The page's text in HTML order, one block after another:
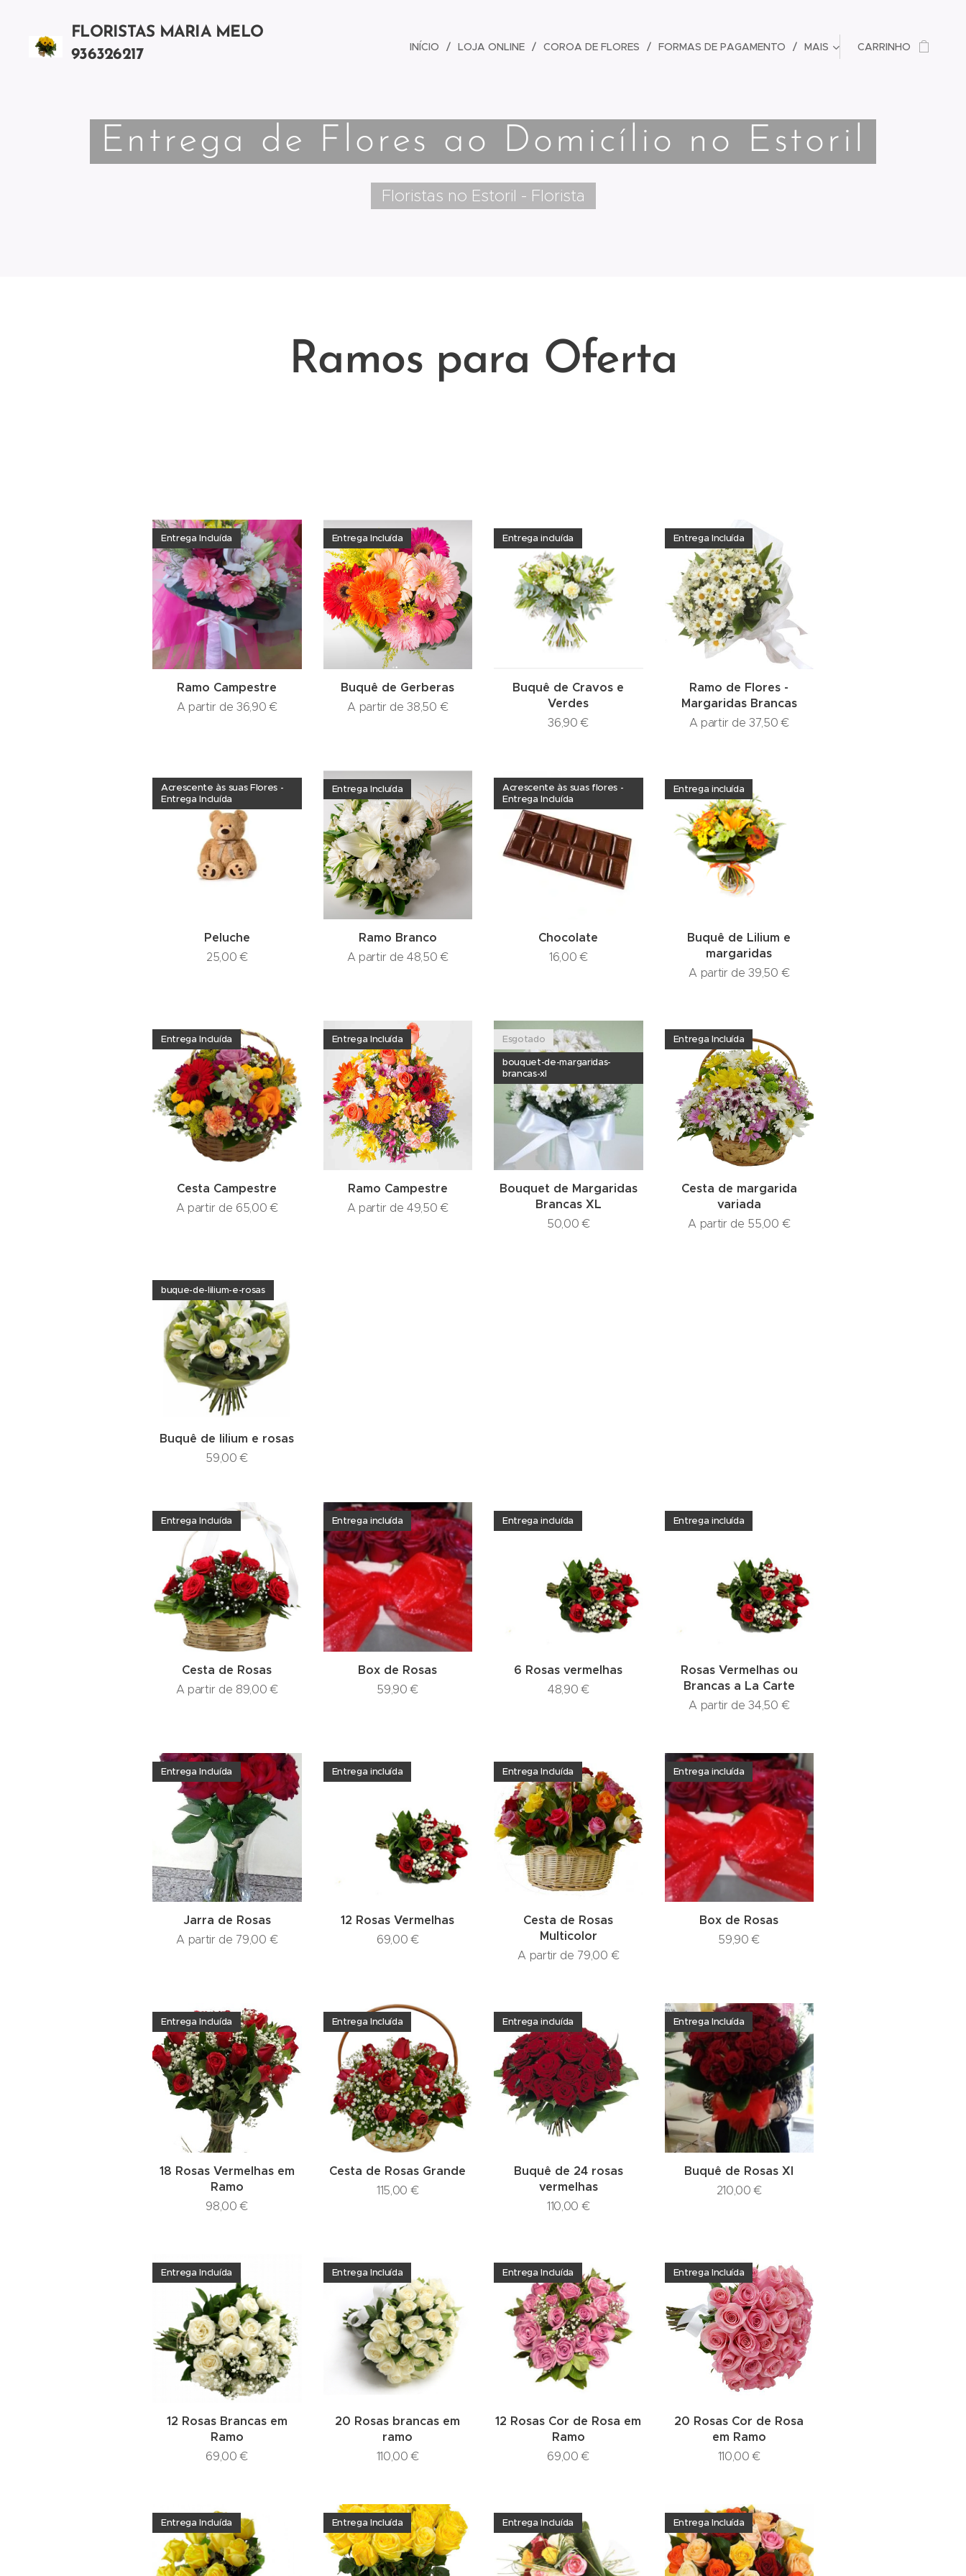
FLORISTAS MARIA MELO
936326217
INÍCIO LOJA ONLINE COROA DE FLORES FORMAS DE PAGAMENTO MAIS CARRINHO
Entrega de Flores ao Domicílio no Estoril
Floristas no Estoril - Florista
Ramos para Oferta
Ramo Campestre
Entrega Incluída
A partir de 36,90 €
Buquê de Gerberas
Entrega Incluída
A partir de38,50 €
Buquê de Cravos e
Verdes
Entrega incluída
36,90 €
Ramo de Flores -
Margaridas Brancas
Entrega Incluída
A partir de 37,50 €
Peluche
Acrescente às suas Flores -
Entrega Incluída
25,00 €
Ramo Branco
Entrega Incluída
A partir de 48,50 €
Chocolate
Acrescente às suas flores -
Entrega Incluída
16,00 €
Buquê de Lilium e
margaridas
Entrega incluída
A partir de39,50 €
Cesta Campestre
Entrega Incluída
A partir de 65,00 €
Ramo Campestre
Entrega Incluída
A partir de 49,50 €
Bouquet de Margaridas
Brancas XL
Esgotado
bouquet-de-margaridas-
brancas-xl
50,00 €
Cesta de margarida
variada
Entrega Incluída
A partir de 55,00 €
Buquê de lilium e rosas
buque-de-lilium-e-rosas
59,00 €
Cesta de Rosas
Entrega Incluída
A partir de 89,00 €
Box de Rosas
Entrega incluída
59,90 €
6 Rosas vermelhas
Entrega incluída
48,90 €
Rosas Vermelhas ou
Brancas a La Carte
Entrega incluída
A partir de34,50 €
Jarra de Rosas
Entrega Incluída
A partir de 79,00 €
12 Rosas Vermelhas
Entrega incluída
69,00 €
Cesta de Rosas
Multicolor
Entrega Incluída
A partir de 79,00 €
Box de Rosas
Entrega incluída
59,90 €
18 Rosas Vermelhas em
Ramo
Entrega Incluída
98,00 €
Cesta de Rosas Grande
Entrega Incluída
115,00 €
Buquê de 24 rosas
vermelhas
Entrega incluída
110,00 €
Buquê de Rosas Xl
Entrega Incluída
210,00 €
12 Rosas Brancas em
Ramo
Entrega Incluída
69,00 €
20 Rosas brancas em
ramo
Entrega Incluída
110,00 €
12 Rosas Cor de Rosa em
Ramo
Entrega Incluída
69,00 €
20 Rosas Cor de Rosa
em Ramo
Entrega Incluída
110,00 €
Entrega Incluída Entrega Incluída Entrega Incluída Entrega Incluída